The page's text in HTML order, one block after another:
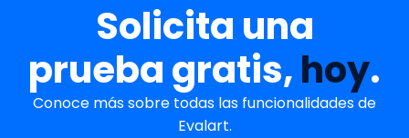
Solicita una
prueba gratis,hoy.
Conoce más sobre todas las funcionalidades de
Evalart.